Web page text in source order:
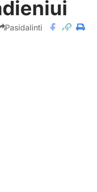
Pasidalinti